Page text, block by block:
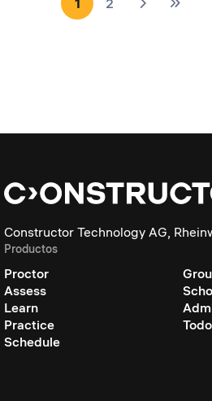
1 2
Constructor Technology AG,
Productos
Proctor
Assess
Learn
Practice
Schedule